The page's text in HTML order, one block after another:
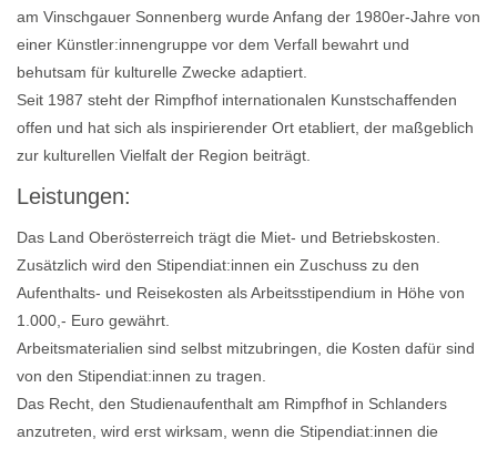
am Vinschgauer Sonnenberg wurde Anfang der 1980er-Jahre von
einer Künstler:innengruppe vor dem Verfall bewahrt und
behutsam für kulturelle Zwecke adaptiert.
Seit 1987 steht der Rimpfhof internationalen Kunstschaffenden
offen und hat sich als inspirierender Ort etabliert, der maßgeblich
zur kulturellen Vielfalt der Region beiträgt.
Leistungen:
Das Land Oberösterreich trägt die Miet- und Betriebskosten.
Zusätzlich wird den Stipendiat:innen ein Zuschuss zu den
Aufenthalts- und Reisekosten als Arbeitsstipendium in Höhe von
1.000,- Euro gewährt.
Arbeitsmaterialien sind selbst mitzubringen, die Kosten dafür sind
von den Stipendiat:innen zu tragen.
Das Recht, den Studienaufenthalt am Rimpfhof in Schlanders
anzutreten, wird erst wirksam, wenn die Stipendiat:innen die